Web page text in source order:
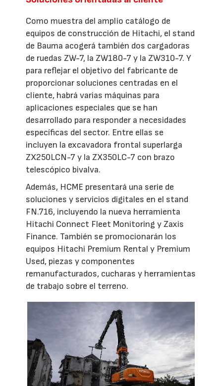
Como muestra del amplio catálogo de
equipos de construcción de Hitachi, el stand
de Bauma acogerá también dos cargadoras
de ruedas ZW-7, la ZW180-7 y la ZW310-7. Y
para reflejar el objetivo del fabricante de
proporcionar soluciones centradas en el
cliente, habrá varias máquinas para
aplicaciones especiales que se han
desarrollado para responder a necesidades
específicas del sector. Entre ellas se
incluyen la excavadora frontal superlarga
ZX250LCN-7 y la ZX350LC-7 con brazo
telescópico bivalva.
Además, HCME presentará una serie de
soluciones y servicios digitales en el stand
FN.716, incluyendo la nueva herramienta
Hitachi Connect Fleet Monitoring y Zaxis
Finance. También se promocionarán los
equipos Hitachi Premium Rental y Premium
Used, piezas y componentes
remanufacturados, cucharas y herramientas
de trabajo sobre el terreno.